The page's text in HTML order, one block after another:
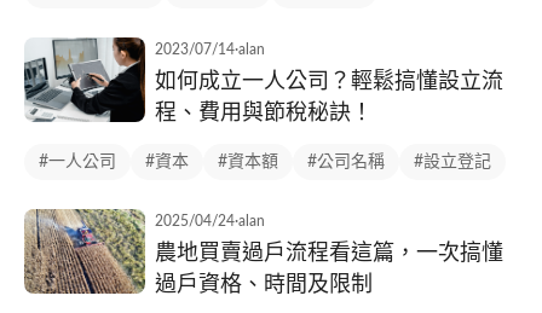
2023/07/14·alan
如何成立一人公司？輕鬆搞懂設立流
程、費用與節稅秘訣！
#一人公司 #資本 #資本額 #公司名稱 #設立登記
2025/04/24·alan
農地買賣過戶流程看這篇，一次搞懂
過戶資格、時間及限制